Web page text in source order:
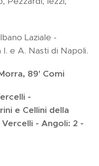
Laziale -
e A. Nasti di Napoli.
89' Comi
-
e Cellini della
- Angoli: 2 -